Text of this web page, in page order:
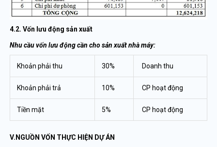
4.2. Vốn lưu động sản xuất
Nhu cầu vốn lưu động cần cho sản xuất nhà máy:
Khoản phải thu 30% Doanh thu
Khoản phải trả 10% CP hoạt động
Tiền mặt 5% CP hoạt động
V.NGUỒN VỐN THỰC HIỆN DỰ ÁN